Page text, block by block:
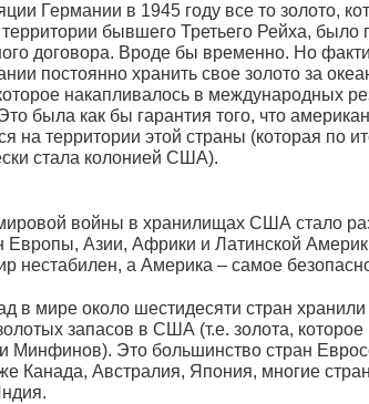
Германии в 1945 году все то золото,
территории бывшего Третьего Рейха,
договора. Вроде бы временно. Но
постоянно хранить свое золото за
накапливалось в международных
была как бы гарантия того, что
на территории этой страны (которая по
стала колонией США).
войны в хранилищах США стало
Европы, Азии, Африки и Латинской
нестабилен, а Америка – самое
в мире около шестидесяти стран хранили
запасов в США (т.е. золота, которое
Минфинов). Это большинство стран
Канада, Австралия, Япония, многие